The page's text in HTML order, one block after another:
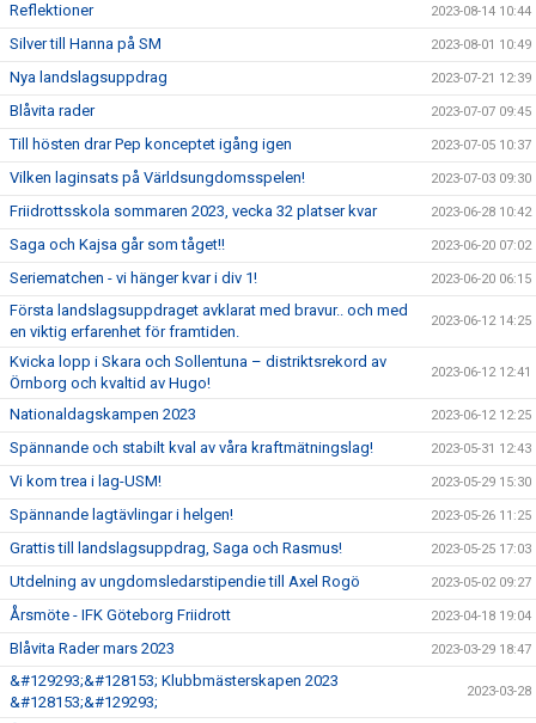
Reflektioner 2023-08-14 10:44
Silver till Hanna på SM 2023-08-01 10:49
Nya landslagsuppdrag 2023-07-21 12:39
Blåvita rader 2023-07-07 09:45
Till hösten drar Pep konceptet igång igen 2023-07-05 10:37
Vilken laginsats på Världsungdomsspelen! 2023-07-03 09:30
Friidrottsskola sommaren 2023, vecka 32 platser kvar 2023-06-28 10:42
Saga och Kajsa går som tåget!! 2023-06-20 07:02
Seriematchen - vi hänger kvar i div 1! 2023-06-20 06:15
Första landslagsuppdraget avklarat med bravur.. och med
en viktig erfarenhet för framtiden.
2023-06-12 14:25
Kvicka lopp i Skara och Sollentuna – distriktsrekord av
Örnborg och kvaltid av Hugo!
2023-06-12 12:41
Nationaldagskampen 2023 2023-06-12 12:25
Spännande och stabilt kval av våra kraftmätningslag! 2023-05-31 12:43
Vi kom trea i lag-USM! 2023-05-29 15:30
Spännande lagtävlingar i helgen! 2023-05-26 11:25
Grattis till landslagsuppdrag, Saga och Rasmus! 2023-05-25 17:03
Utdelning av ungdomsledarstipendie till Axel Rogö 2023-05-02 09:27
Årsmöte - IFK Göteborg Friidrott 2023-04-18 19:04
Blåvita Rader mars 2023 2023-03-29 18:47
&#129293;&#128153; Klubbmästerskapen 2023
&#128153;&#129293;
2023-03-28